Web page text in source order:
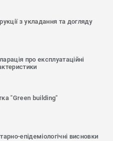
з укладання та догляду
про експлуатаційні
"Green building"
епідеміологічні висновки